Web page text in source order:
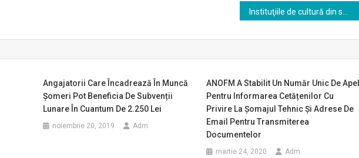
Angajatorii Care Încadrează În Muncă
Șomeri Pot Beneficia De Subvenții
Lunare În Cuantum De 2.250 Lei
noiembrie 20, 2019 Adm
ANOFM A Stabilit Un Număr Unic De Apel
Pentru Informarea Cetățenilor Cu
Privire La Șomajul Tehnic Și Adrese De
Email Pentru Transmiterea
Documentelor
martie 24, 2020 Adm